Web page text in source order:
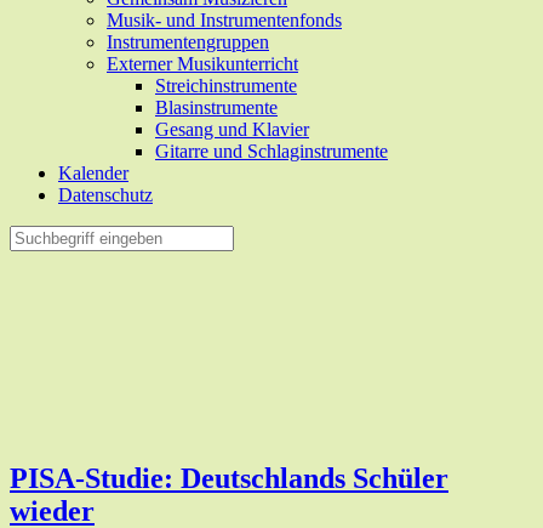
Musik- und Instrumentenfonds
Instrumentengruppen
Externer Musikunterricht
Streichinstrumente
Blasinstrumente
Gesang und Klavier
Gitarre und Schlaginstrumente
Kalender
Datenschutz
PISA-Studie: Deutschlands Schüler
wieder